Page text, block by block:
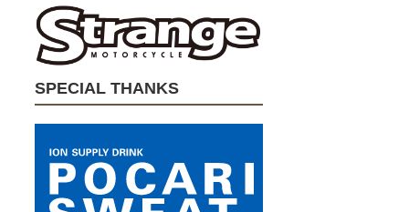
SPECIAL THANKS